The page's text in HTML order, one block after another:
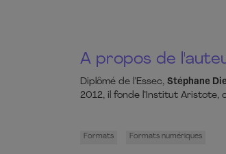
A propos de
Diplômé de l’Essec,Stéphane
2012, il fonde l’Institut Aristote,
Formats Formats numériques